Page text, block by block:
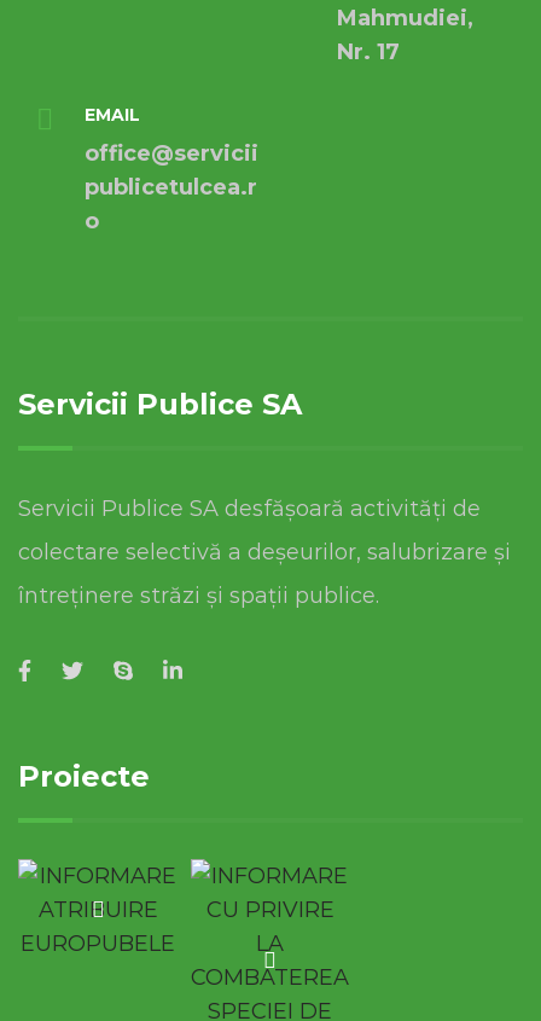
Mahmudiei,
Nr. 17
EMAIL
office@servicii
publicetulcea.r
o
Servicii Publice SA
Servicii Publice SA desfășoară activități de
colectare selectivă a deșeurilor, salubrizare și
întreținere străzi și spații publice.
Proiecte